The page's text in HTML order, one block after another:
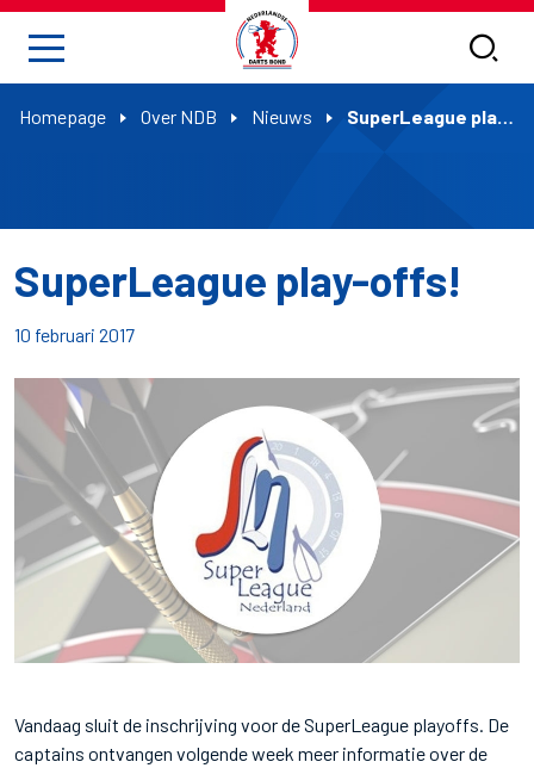
Homepage Over NDB Nieuws SuperLeague play-offs!
SuperLeague play-offs!
10 februari 2017
Vandaag sluit de inschrijving voor de SuperLeague playoffs. De
captains ontvangen volgende week meer informatie over de